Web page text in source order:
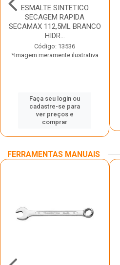
ESMALTE SINTETICO
SECAGEM RAPIDA
SECAMAX 112,5ML BRANCO
HIDR...
Código: 13536
*Imagem meramente ilustrativa
Faça seu login ou
cadastre-se para
ver preços e
comprar
FERRAMENTAS MANUAIS